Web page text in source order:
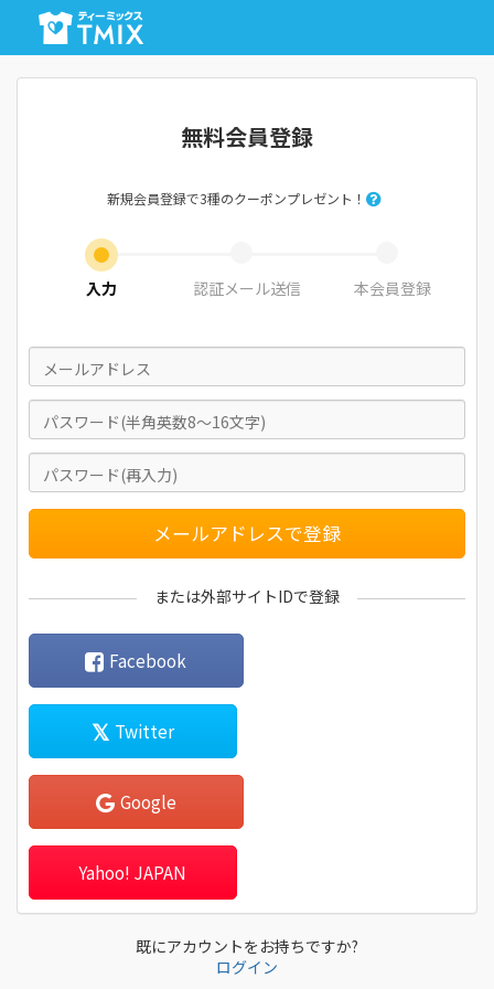
無料会員登録
新規会員登録で3種のクーポンプレゼント！
入力 認証メール送信 本会員登録
メールアドレスで登録
または外部サイトIDで登録
Facebook
Twitter
Google
Yahoo! JAPAN
既にアカウントをお持ちですか?
ログイン